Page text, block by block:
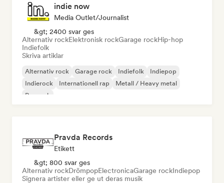
indie now
Media Outlet/Journalist
&gt; 2400 svar ges
Alternativ rockElektronisk rockGarage rockHip-hop
Indiefolk
Skriva artiklar
Alternativ rock Garage rock Indiefolk
Indiepop
Indierock
Internationell rap
Metall / Heavy metal
Poprock
Pravda Records
Etikett
&gt; 800 svar ges
Alternativ rockDrömpopElectronicaGarage rockIndiepop
Signera artister eller ge ut deras musik